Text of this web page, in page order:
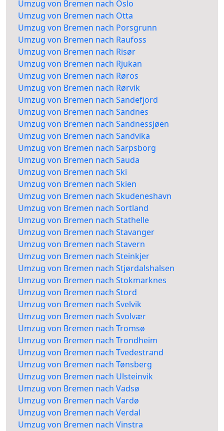
Umzug von Bremen nach Oslo
Umzug von Bremen nach Otta
Umzug von Bremen nach Porsgrunn
Umzug von Bremen nach Raufoss
Umzug von Bremen nach Risør
Umzug von Bremen nach Rjukan
Umzug von Bremen nach Røros
Umzug von Bremen nach Rørvik
Umzug von Bremen nach Sandefjord
Umzug von Bremen nach Sandnes
Umzug von Bremen nach Sandnessjøen
Umzug von Bremen nach Sandvika
Umzug von Bremen nach Sarpsborg
Umzug von Bremen nach Sauda
Umzug von Bremen nach Ski
Umzug von Bremen nach Skien
Umzug von Bremen nach Skudeneshavn
Umzug von Bremen nach Sortland
Umzug von Bremen nach Stathelle
Umzug von Bremen nach Stavanger
Umzug von Bremen nach Stavern
Umzug von Bremen nach Steinkjer
Umzug von Bremen nach Stjørdalshalsen
Umzug von Bremen nach Stokmarknes
Umzug von Bremen nach Stord
Umzug von Bremen nach Svelvik
Umzug von Bremen nach Svolvær
Umzug von Bremen nach Tromsø
Umzug von Bremen nach Trondheim
Umzug von Bremen nach Tvedestrand
Umzug von Bremen nach Tønsberg
Umzug von Bremen nach Ulsteinvik
Umzug von Bremen nach Vadsø
Umzug von Bremen nach Vardø
Umzug von Bremen nach Verdal
Umzug von Bremen nach Vinstra